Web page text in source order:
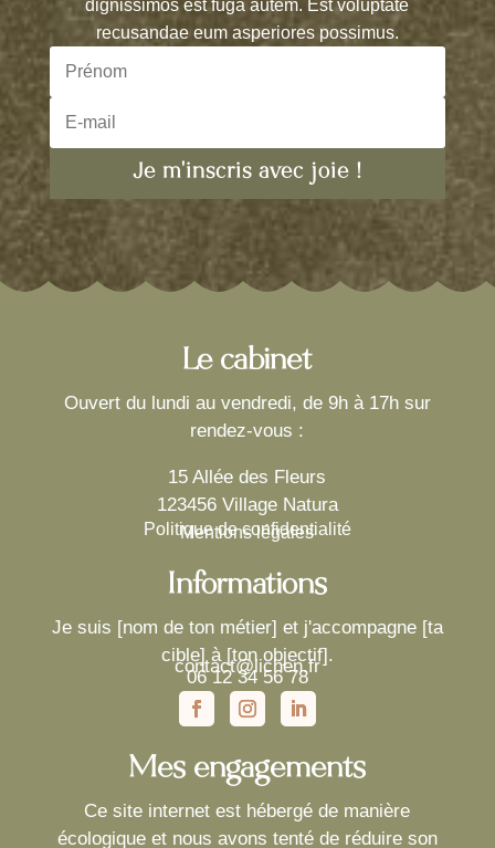
dignissimos est fuga autem. Est voluptate
recusandae eum asperiores possimus.
Je m'inscris avec joie !
Le cabinet
Ouvert du lundi au vendredi, de 9h à 17h sur
rendez-vous :
15 Allée des Fleurs
123456 Village Natura
Mentions légales
Politique de confidentialité
Informations
Je suis [nom de ton métier] et j'accompagne [ta
cible] à [ton objectif].
contact@lichen.fr
06 12 34 56 78
Mes engagements
Ce site internet est hébergé de manière
écologique et nous avons tenté de réduire son